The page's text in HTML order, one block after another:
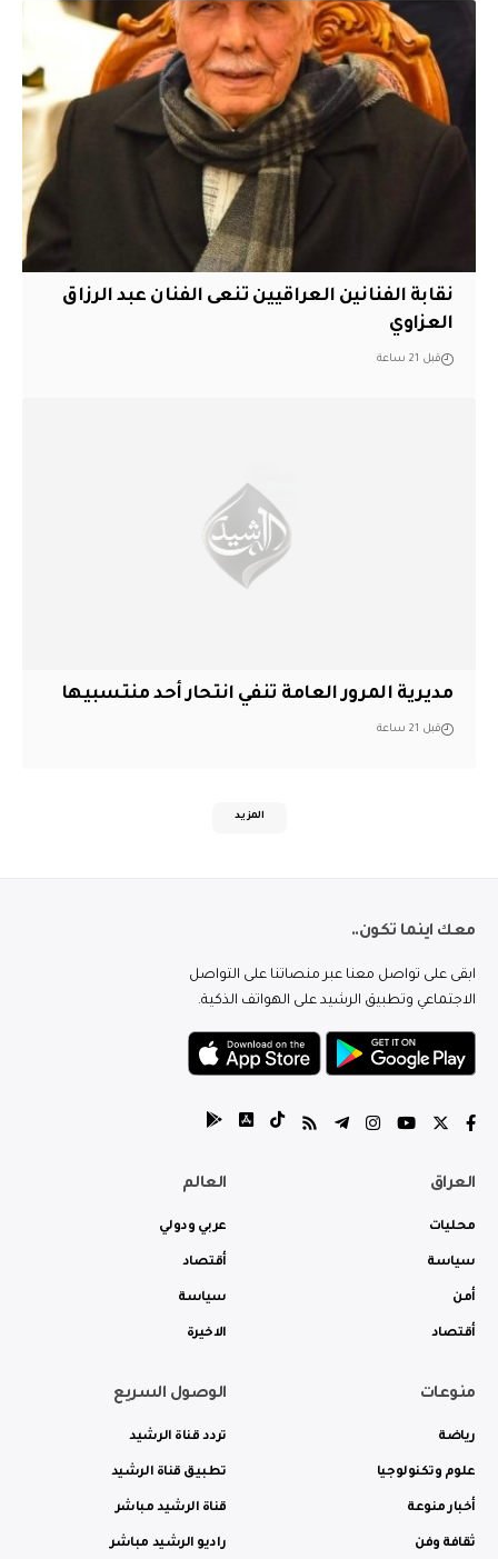
نقابة الفنانين العراقيين تنعى الفنان عبد الرزاق
العزاوي
قبل 21 ساعة
مديرية المرور العامة تنفي انتحار أحد منتسبيها
قبل 21 ساعة
المزيد
معك اينما تكون..
ابقى على تواصل معنا عبر منصاتنا على التواصل
الاجتماعي وتطبيق الرشيد على الهواتف الذكية.
العراق
محليات
سياسة
أمن
أقتصاد
العالم
عربي ودولي
أقتصاد
سياسة
الاخيرة
منوعات
رياضة
علوم وتكنولوجيا
أخبار منوعة
ثقافة وفن
الوصول السريع
تردد قناة الرشيد
تطبيق قناة الرشيد
قناة الرشيد مباشر
راديو الرشيد مباشر